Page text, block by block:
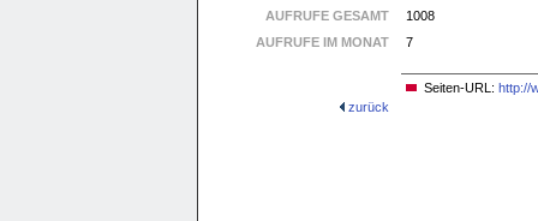
AUFRUFE GESAMT
1008
AUFRUFE IM MONAT
7
Seiten-URL: http://
zurück